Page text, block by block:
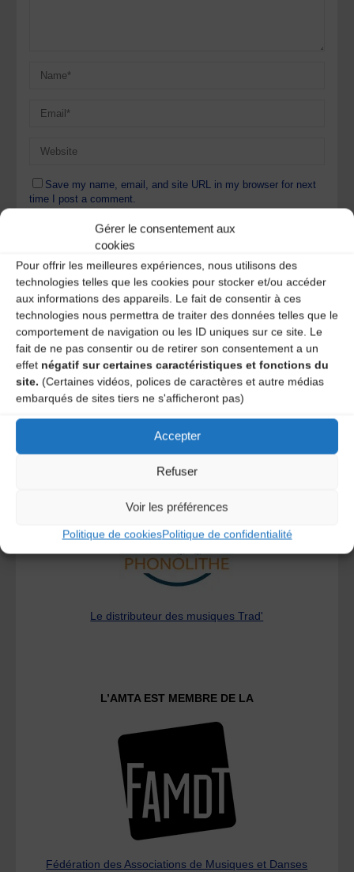
Gérer le consentement aux
cookies
Pour offrir les meilleures expériences, nous utilisons des
technologies telles que les cookies pour stocker et/ou accéder
aux informations des appareils. Le fait de consentir à ces
technologies nous permettra de traiter des données telles que le
comportement de navigation ou les ID uniques sur ce site. Le
fait de ne pas consentir ou de retirer son consentement a un
effet négatif sur certaines caractéristiques et fonctions du
site. (Certaines vidéos, polices de caractères et autre médias
embarqués de sites tiers ne s'afficheront pas)
Accepter
Refuser
Voir les préférences
Politique de cookiesPolitique de confidentialité
Save my name, email, and site URL in my browser for next
time I post a comment.
Ce site utilise Akismet pour réduire les indésirables.
savoir plus sur la façon dont les données de vos
commentaires sont traitées.
A DECOUVRIR :
Le distributeur des musiques Trad'
L’AMTA EST MEMBRE DE LA
Fédération des Associations de Musiques et Danses